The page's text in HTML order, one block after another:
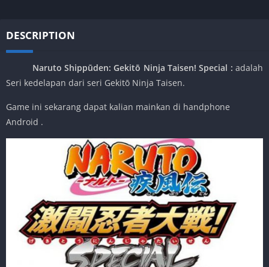
DESCRIPTION
Naruto Shippūden: Gekitō Ninja Taisen! Special : adalah
Seri kedelapan dari seri Gekitō Ninja Taisen.
Game ini sekarang dapat kalian mainkan di handphone
Android .